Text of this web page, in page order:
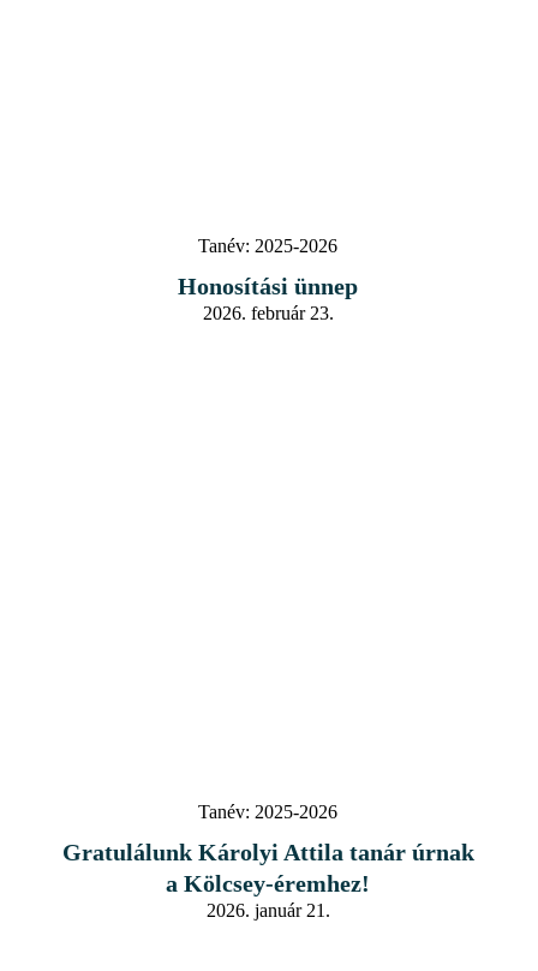
Tanév: 2025-2026
Honosítási ünnep
2026. február 23.
Tanév: 2025-2026
Gratulálunk Károlyi Attila tanár úrnak
a Kölcsey-éremhez!
2026. január 21.